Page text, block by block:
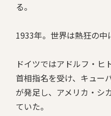
る。
1933年。世界は熱狂の中
ドイツではアドルフ・ヒ
首相指名を受け、キュー
が発足し、アメリカ・シ
ていた。